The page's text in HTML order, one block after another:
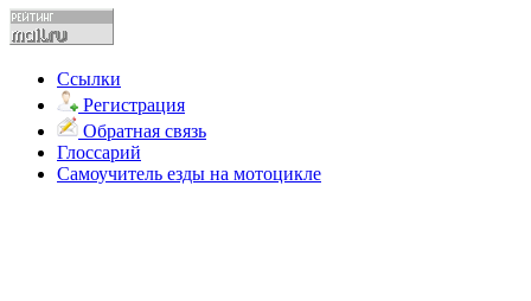
Ссылки
Регистрация
Обратная связь
Глоссарий
Самоучитель езды на мотоцикле